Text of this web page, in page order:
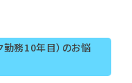
勤務10年目）のお悩